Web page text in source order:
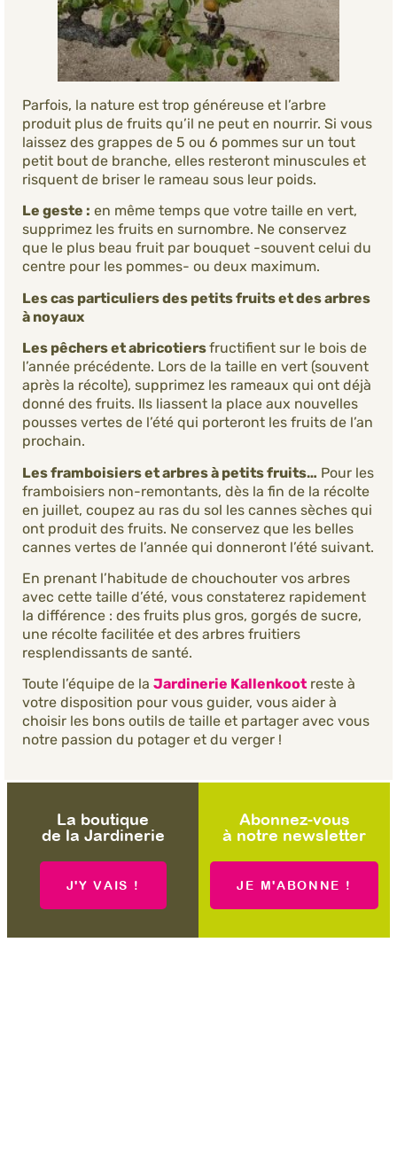
Parfois, la nature est trop généreuse et l’arbre
produit plus de fruits qu’il ne peut en nourrir. Si vous
laissez des grappes de 5 ou 6 pommes sur un tout
petit bout de branche, elles resteront minuscules et
risquent de briser le rameau sous leur poids.
Le geste : en même temps que votre taille en vert,
supprimez les fruits en surnombre. Ne conservez
que le plus beau fruit par bouquet -souvent celui du
centre pour les pommes- ou deux maximum.
Les cas particuliers des petits fruits et des arbres
à noyaux
Les pêchers et abricotiersfructifient sur le bois de
l’année précédente. Lors de la taille en vert (souvent
après la récolte), supprimez les rameaux qui ont déjà
donné des fruits. Ils liassent la place aux nouvelles
pousses vertes de l’été qui porteront les fruits de l’an
prochain.
Les framboisiers et arbres à petits fruits… Pour les
framboisiers non-remontants, dès la fin de la récolte
en juillet, coupez au ras du sol les cannes sèches qui
ont produit des fruits. Ne conservez que les belles
cannes vertes de l’année qui donneront l’été suivant.
En prenant l’habitude de chouchouter vos arbres
avec cette taille d’été, vous constaterez rapidement
la différence : des fruits plus gros, gorgés de sucre,
une récolte facilitée et des arbres fruitiers
resplendissants de santé.
Toute l’équipe de la Jardinerie Kallenkoot reste à
votre disposition pour vous guider, vous aider à
choisir les bons outils de taille et partager avec vous
notre passion du potager et du verger !
La boutique
de la Jardinerie
J'Y VAIS !
Abonnez-vous
à notre newsletter
JE M'ABONNE !